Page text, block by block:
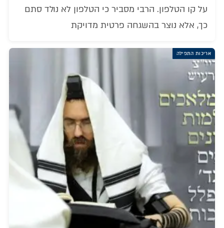
על קו הטלפון. הרבי מסביר כי הטלפון לא נולד סתם
כך, אלא נוצר בהשגחה פרטית מדויקת
אריכות התפילה